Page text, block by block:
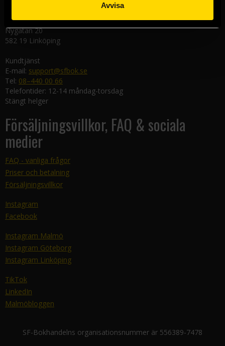
Avvisa
Linköpingsbutiken
Nygatan 20
582 19 Linköping
Kundtjänst
E-mail: support@sfbok.se
Tel: 08–440 00 66
Telefontider: 12-14 måndag-torsdag
Stängt helger
Försäljningsvillkor, FAQ & sociala
medier
FAQ - vanliga frågor
Priser och betalning
Försäljningsvillkor
Instagram
Facebook
Instagram Malmö
Instagram Göteborg
Instagram Linköping
TikTok
LinkedIn
Malmöbloggen
SF-Bokhandelns organisationsnummer är 556389-7478